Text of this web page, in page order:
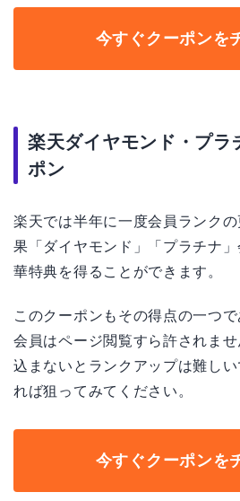
今すぐクーポンを
楽天ダイヤモンド・プラ
ポン
楽天では半年に一度会員ランク
果「ダイヤモンド」「プラチナ
華特典を得ることができます。
このクーポンもその得点の一つ
会員はページ閲覧すら許されま
込まないとランクアップは難し
れば狙ってみてください。
今すぐクーポンを